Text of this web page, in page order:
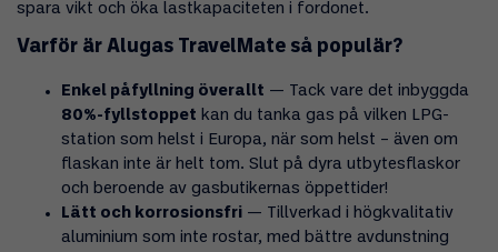
spara vikt och öka lastkapaciteten i fordonet.
Varför är Alugas TravelMate så populär?
Enkel påfyllning överallt — Tack vare det inbyggda
80%-fyllstoppet kan du tanka gas på vilken LPG-
station som helst i Europa, när som helst – även om
flaskan inte är helt tom. Slut på dyra utbytesflaskor
och beroende av gasbutikernas öppettider!
Lätt och korrosionsfri — Tillverkad i högkvalitativ
aluminium som inte rostar, med bättre avdunstning